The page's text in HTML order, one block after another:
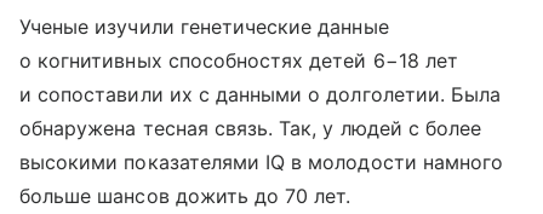
Ученые изучили генетические данные
о когнитивных способностях детей 6−18 лет
и сопоставили их с данными о долголетии. Была
обнаружена тесная связь. Так, у людей с более
высокими показателями IQ в молодости намного
больше шансов дожить до 70 лет.